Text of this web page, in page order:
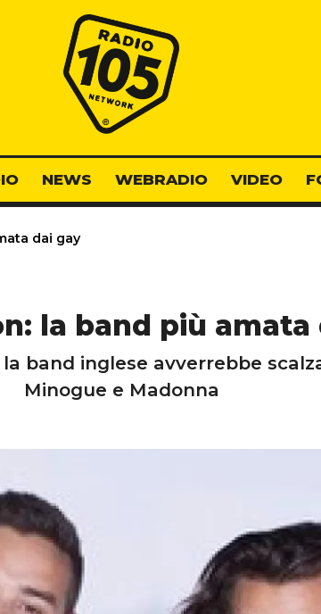
Radio 105
NEWS WEBRADIO VIDEO
dai gay
la band più amata
la band inglese avverrebbe
Minogue e Madonna